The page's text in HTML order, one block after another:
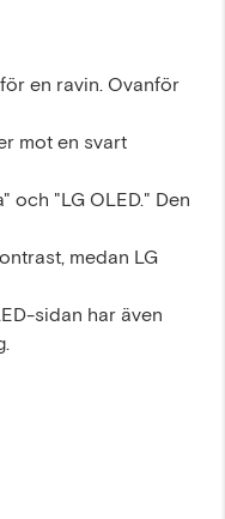
en ravin. Ovanför
mot en svart
och "LG OLED." Den
medan LG
sidan har även